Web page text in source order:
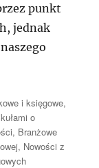
punkt
jednak
i księgowe,
o
, Branżowe
, Nowości z